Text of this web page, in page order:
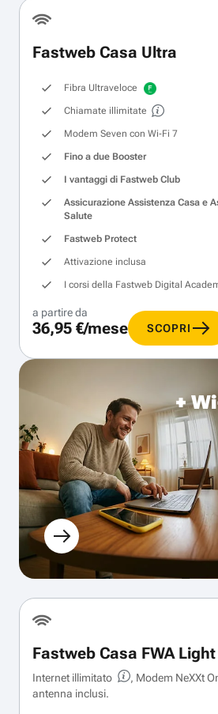
Fastweb Casa Ultra
Fibra Ultraveloce
Chiamate illimitate
Modem Seven con Wi‑Fi 7
Fino a due Booster
I vantaggi di Fastweb Club
Assicurazione Assistenza Casa e
Salute
Fastweb Protect
Attivazione inclusa
I corsi della Fastweb Digital
a partire da
36,95 €/mese SCOPRI
+
Fastweb Casa FWA Light
Internet illimitato
, Modem NeXXt
antenna inclusi.